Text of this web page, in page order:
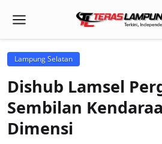
Lampung Selatan
Dishub Lamsel
Sembilan
Dimensi